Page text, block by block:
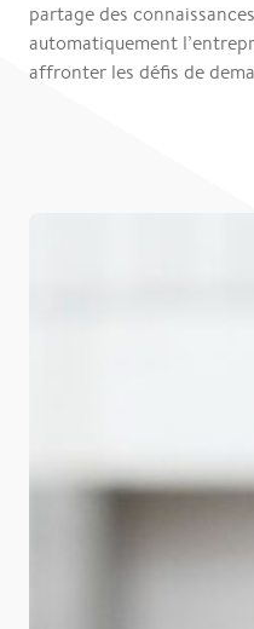
partage des
automatiquement
affronter les défis de